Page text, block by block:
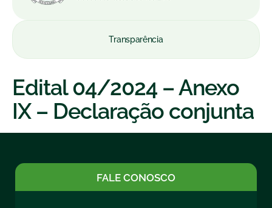
Transparência
Edital 04/2024 – Anexo
IX – Declaração conjunta
FALE CONOSCO